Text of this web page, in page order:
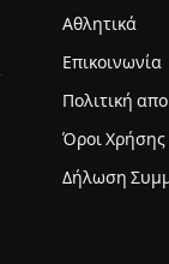
Αθλητικά
Επικοινωνία
Πολιτική
Όροι Χρήσης
Δήλωση